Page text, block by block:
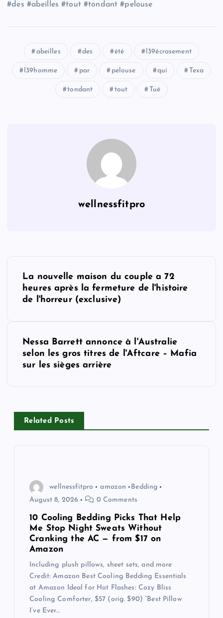
#des #abeilles #tout #tondant #pelouse
abeilles des été l39écrasement
l39homme par pelouse qui Texa
tondant tout Tué
wellnessfitpro
v
La nouvelle maison du couple a 72
heures après la fermeture de l'histoire
de l'horreur (exclusive)
Nessa Barrett annonce à l'Australie
selon les gros titres de l'Aftcare – Mafia
sur les sièges arrière
Related Posts
wellnessfitpro amazon
Bedding
August 8, 2026
0 Comments
10 Cooling Bedding Picks That Help
Me Stop Night Sweats Without
Cranking the AC — from $17 on
Amazon
Including plush pillows, sheet sets, and more
Credit: Amazon Best Cooling Bedding Essentials
at Amazon Ideal for Hot Flashes: Cozy Bliss
Cooling Comforter, $57 (orig. $90) “Best Pillow
I’ve Ever…